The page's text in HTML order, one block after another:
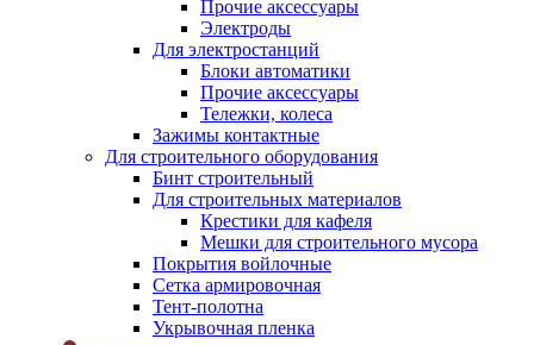
Прочие аксессуары
Электроды
Для электростанций
Блоки автоматики
Прочие аксессуары
Тележки, колеса
Зажимы контактные
Для строительного оборудования
Бинт строительный
Для строительных материалов
Крестики для кафеля
Мешки для строительного мусора
Покрытия войлочные
Сетка армировочная
Тент-полотна
Укрывочная пленка